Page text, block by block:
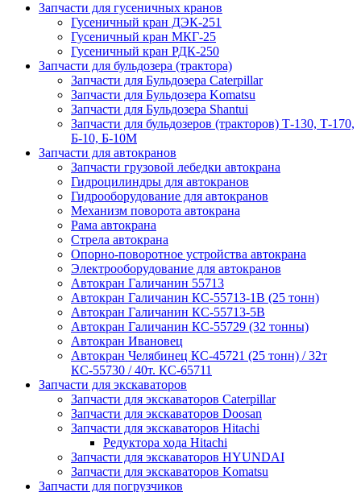
Запчасти для гусеничных кранов
Гусеничный кран ДЭК-251
Гусеничный кран МКГ-25
Гусеничный кран РДК-250
Запчасти для бульдозера (трактора)
Запчасти для Бульдозера Caterpillar
Запчасти для Бульдозера Komatsu
Запчасти для Бульдозера Shantui
Запчасти для бульдозеров (тракторов) Т-130, Т-170,
Б-10, Б-10М
Запчасти для автокранов
Запчасти грузовой лебедки автокрана
Гидроцилиндры для автокранов
Гидрооборудование для автокранов
Механизм поворота автокрана
Рама автокрана
Стрела автокрана
Опорно-поворотное устройства автокрана
Электрооборудование для автокранов
Автокран Галичанин 55713
Автокран Галичанин КС-55713-1В (25 тонн)
Автокран Галичанин КС-55713-5В
Автокран Галичанин КС-55729 (32 тонны)
Автокран Ивановец
Автокран Челябинец КС-45721 (25 тонн) / 32т
КС-55730 / 40т. КС-65711
Запчасти для экскаваторов
Запчасти для экскаваторов Caterpillar
Запчасти для экскаваторов Doosan
Запчасти для экскаваторов Hitachi
Редуктора хода Hitachi
Запчасти для экскаваторов HYUNDAI
Запчасти для экскаваторов Komatsu
Запчасти для погрузчиков